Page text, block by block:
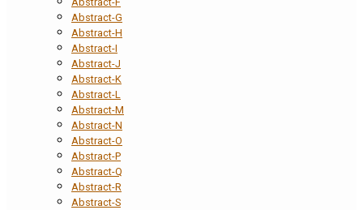
Abstract-G
Abstract-H
Abstract-I
Abstract-J
Abstract-K
Abstract-L
Abstract-M
Abstract-N
Abstract-O
Abstract-P
Abstract-Q
Abstract-R
Abstract-S